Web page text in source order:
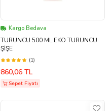
Kargo Bedava
TURUNCU 500 ML EKO TURUNCU
ŞİŞE
(1)
860,06 TL
Sepet Fiyatı